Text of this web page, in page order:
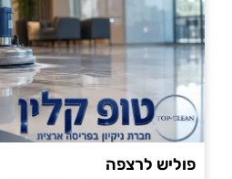
פוליש לרצפה